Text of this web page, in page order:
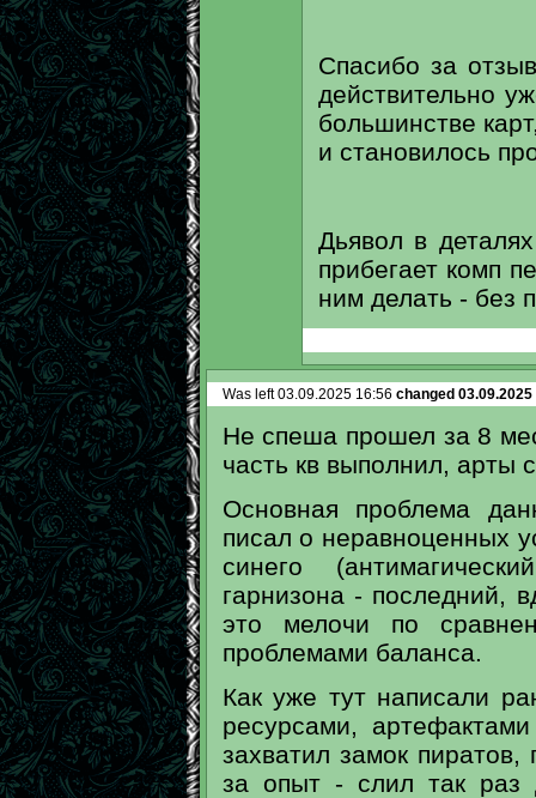
Спасибо за
действительно
большинстве
и становилось
Дьявол в
прибегает комп
ним делать - без
Was left 03.09.2025 16:56 changed 03.09.2025
Не спеша прошел за 8
часть кв выполнил, арты
Основная проблема
писал о неравноценных
синего
гарнизона - последний,
это мелочи по
проблемами баланса.
Как уже тут написали
ресурсами,
захватил замок
за опыт - слил так раз